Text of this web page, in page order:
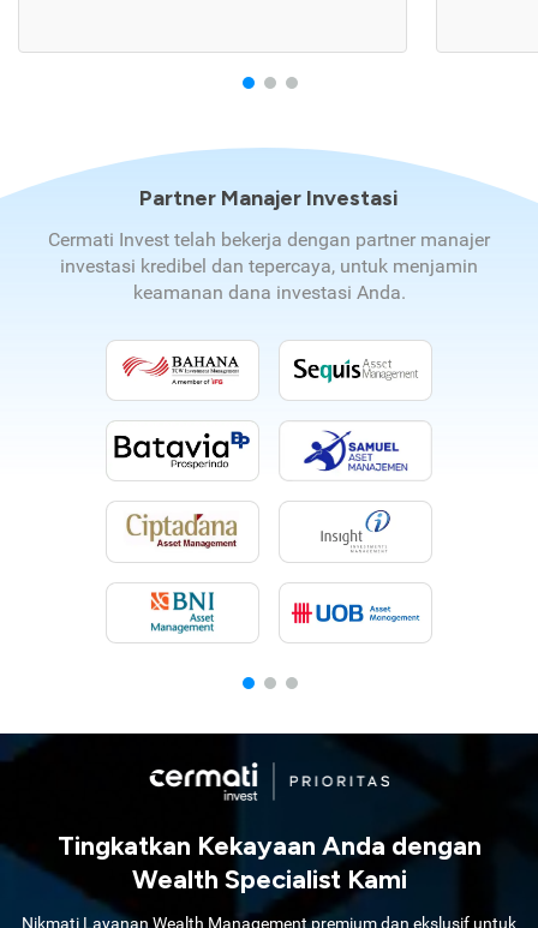
Partner Manajer Investasi
Cermati Invest telah bekerja dengan partner manajer
investasi kredibel dan tepercaya, untuk menjamin
keamanan dana investasi Anda.
Tingkatkan Kekayaan Anda dengan
Wealth Specialist Kami
Nikmati Layanan Wealth Management premium dan ekslusif untuk